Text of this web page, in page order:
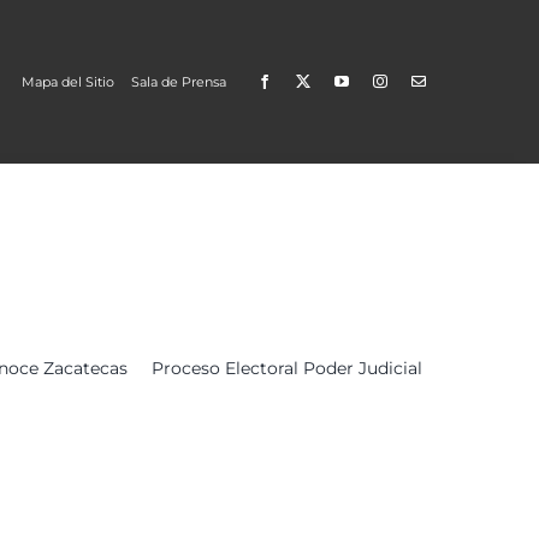
Mapa del Sitio Sala de Prensa
Zacatecas Proceso Electoral Poder Judicial